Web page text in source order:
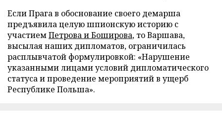
Если Прага в обоснование своего демарша
предъявила целую шпионскую историю с
участиемПетрова и Боширова, то Варшава,
высылая наших дипломатов, ограничилась
расплывчатой формулировкой: «Нарушение
указанными лицами условий дипломатического
статуса и проведение мероприятий в ущерб
Республике Польша».